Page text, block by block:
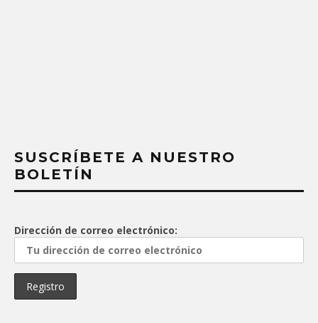
SUSCRÍBETE A NUESTRO
BOLETÍN
Dirección de correo electrónico: